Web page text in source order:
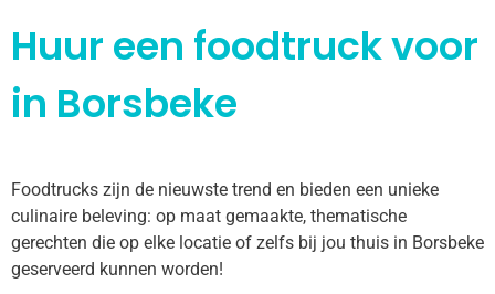
Huur een foodtruck voor
in Borsbeke
Foodtrucks zijn de nieuwste trend en bieden een unieke
culinaire beleving: op maat gemaakte, thematische
gerechten die op elke locatie of zelfs bij jou thuis in Borsbeke
geserveerd kunnen worden!